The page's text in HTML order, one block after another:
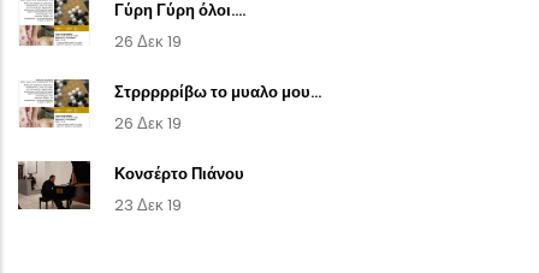
Γύρη Γύρη όλοι....
26 Δεκ 19
Στρρρρρίβω το μυαλο μου...
26 Δεκ 19
Κονσέρτο Πιάνου
23 Δεκ 19